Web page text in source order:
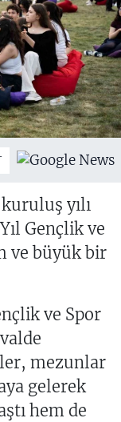
yılı
Gençlik ve
ve büyük bir
ve Spor
mezunlar
gelerek
hem de